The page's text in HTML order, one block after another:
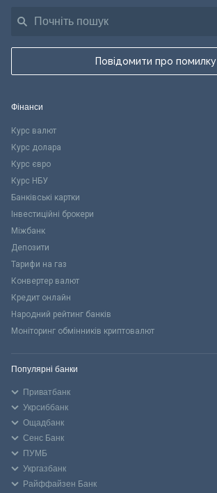
Повідомити про помилку
Фінанси
Курс валют
Курс долара
Курс євро
Курс НБУ
Банківські картки
Інвестиційні брокери
Міжбанк
Депозити
Тарифи на газ
Конвертер валют
Кредит онлайн
Народний рейтинг банків
Моніторинг обмінників криптовалют
Популярні банки
Приватбанк
Укрсиббанк
Ощадбанк
Сенс Банк
ПУМБ
Укргазбанк
Райффайзен Банк